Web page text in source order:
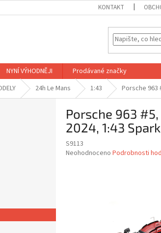
KONTAKT
NYNÍ VÝHODNĚJI
Prodávané značky
24h Le Mans 1:43 Porsche 963
Porsche 963
2024, 1:43 Spark
S9113
Průměrné
Neohodnoceno Podrobnosti